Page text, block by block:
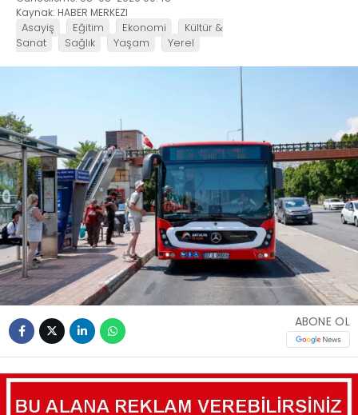
Kaynak: HABER MERKEZI
Asayiş Eğitim Ekonomi
Kültür &
Sanat
Sağlık Yaşam Yerel
ABONE OL